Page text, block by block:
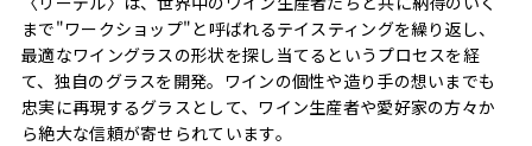
まで"ワークショップ"と呼ばれるテイスティングを繰り返し、
最適なワイングラスの形状を探し当てるというプロセスを経
て、独自のグラスを開発。ワインの個性や造り手の想いまでも
忠実に再現するグラスとして、ワイン生産者や愛好家の方々か
ら絶大な信頼が寄せられています。